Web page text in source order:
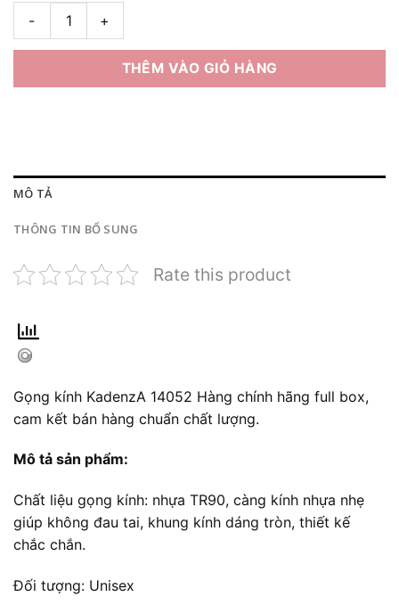
Gọng kính KadenzA 14052 Hàng chính hãng số lượng
THÊM VÀO GIỎ HÀNG
MÔ TẢ
THÔNG TIN BỔ SUNG
Rate this product
Gọng kính KadenzA 14052 Hàng chính hãng full box,
cam kết bán hàng chuẩn chất lượng.
Mô tả sản phẩm:
Chất liệu gọng kính: nhựa TR90, càng kính nhựa nhẹ
giúp không đau tai, khung kính dáng tròn, thiết kế
chắc chắn.
Đối tượng: Unisex